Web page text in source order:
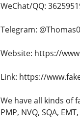
WeChat/QQ:
Telegram:
Website: https://
Link: https://
We have all kinds of
PMP, NVQ, SQA,